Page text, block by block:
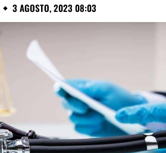
3 AGOSTO, 2023 08:03